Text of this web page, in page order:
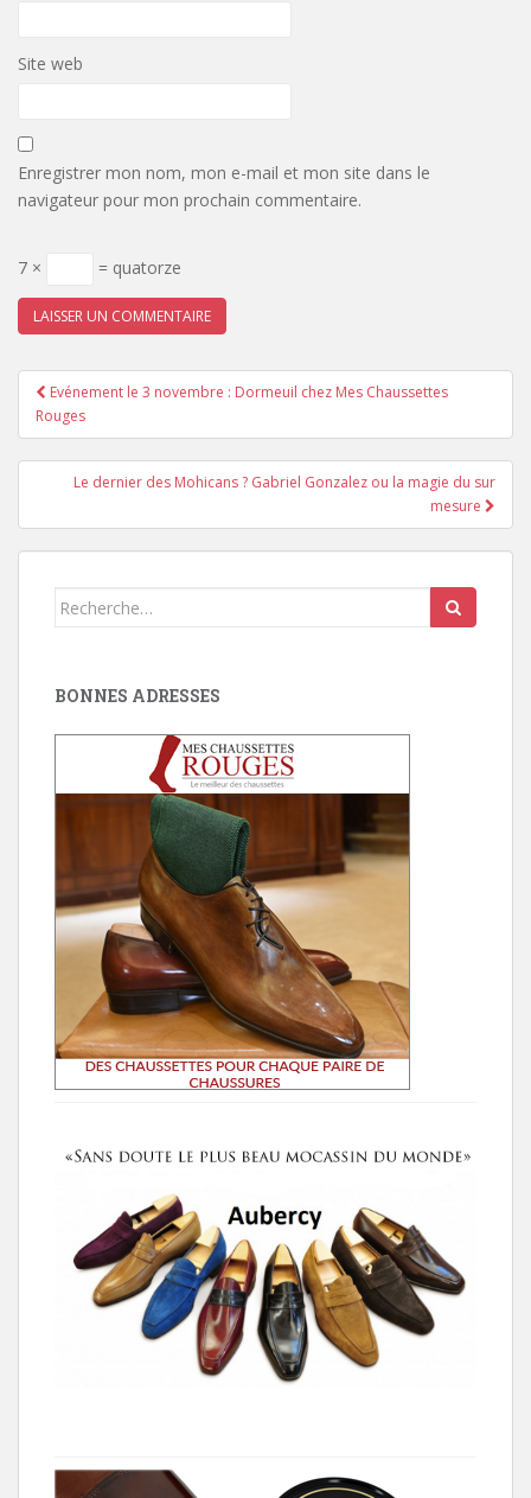
Site web
Enregistrer mon nom, mon e-mail et mon site dans le
navigateur pour mon prochain commentaire.
7 × = quatorze
Pagination
d'article
Evénement le 3 novembre : Dormeuil chez Mes Chaussettes
Rouges
Le dernier des Mohicans ? Gabriel Gonzalez ou la magie du sur
mesure
Search
BONNES ADRESSES